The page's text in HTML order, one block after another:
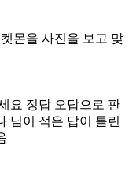
몬을 사진을 보고 맞
요 정답 오답으로 판
님이 적은 답이 틀린